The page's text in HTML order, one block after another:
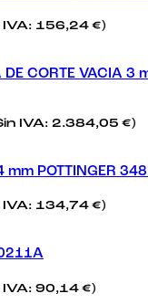
IVA: 156,24 €)
CORTE VACIA 3
IVA: 2.384,05 €)
mm POTTINGER
IVA: 134,74 €)
IVA: 90,14 €)